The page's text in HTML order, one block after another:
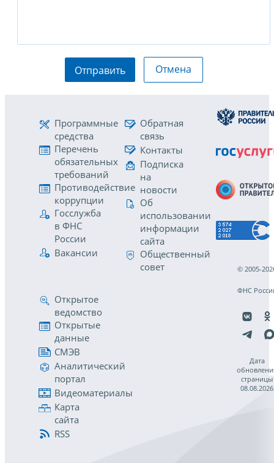
Отправить Отмена
Программные
средства
Перечень
обязательных
требований
Противодействие
коррупции
Госслужба
в ФНС
России
Вакансии
Обратная
связь
Контакты
Подписка
на
новости
Об
использовании
информации
сайта
Общественный
совет
Открытое
ведомство
Открытые
данные
СМЭВ
Аналитический
портал
Видеоматериалы
Карта
сайта
RSS
© 2005-
ФНС
Дата
страницы
08.08.2026